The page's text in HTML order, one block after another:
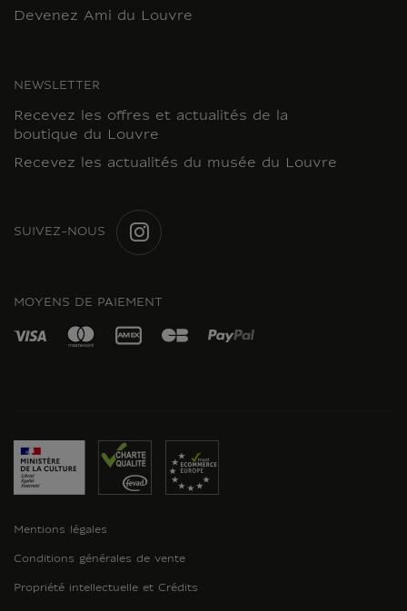
Devenez Ami du Louvre
NEWSLETTER
Recevez les offres et actualités de la
boutique du Louvre
Recevez les actualités du musée du Louvre
SUIVEZ-NOUS
MOYENS DE PAIEMENT
Mentions légales
Conditions générales de vente
Propriété intellectuelle et Crédits